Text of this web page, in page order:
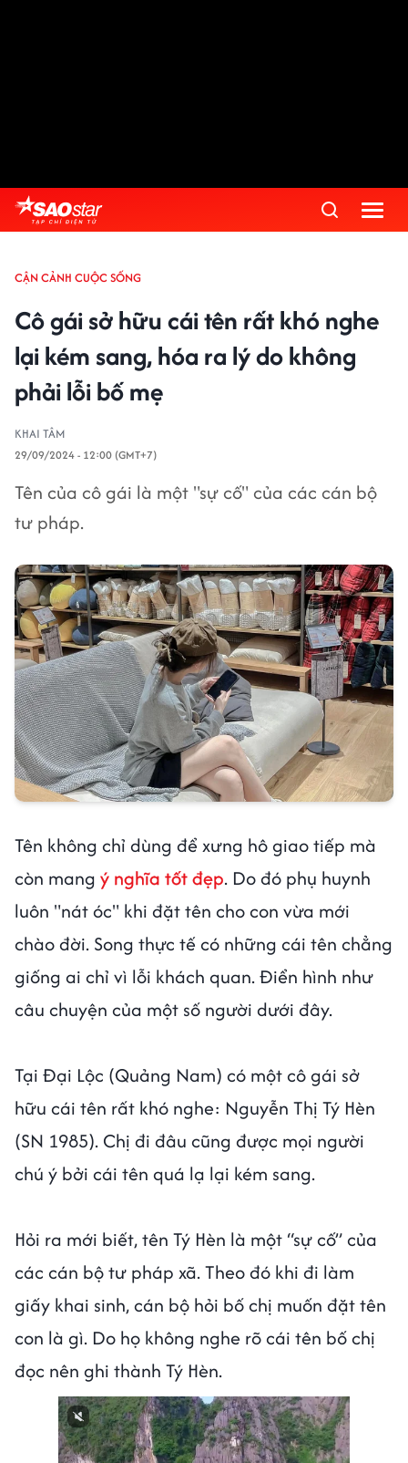
CẬN CẢNH CUỘC SỐNG
Cô gái sở hữu cái tên rất khó nghe
lại kém sang, hóa ra lý do không
phải lỗi bố mẹ
KHAI TÂM
29/09/2024 - 12:00 (GMT+7)
Tên của cô gái là một "sự cố" của các cán bộ
tư pháp.
Tên không chỉ dùng để xưng hô giao tiếp mà
còn mang ý nghĩa tốt đẹp. Do đó phụ huynh
luôn "nát óc" khi đặt tên cho con vừa mới
chào đời. Song thực tế có những cái tên chẳng
giống ai chỉ vì lỗi khách quan. Điển hình như
câu chuyện của một số người dưới đây.
Tại Đại Lộc (Quảng Nam) có một cô gái sở
hữu cái tên rất khó nghe: Nguyễn Thị Tý Hèn
(SN 1985). Chị đi đâu cũng được mọi người
chú ý bởi cái tên quá lạ lại kém sang.
Hỏi ra mới biết, tên Tý Hèn là một “sự cố” của
các cán bộ tư pháp xã. Theo đó khi đi làm
giấy khai sinh, cán bộ hỏi bố chị muốn đặt tên
con là gì. Do họ không nghe rõ cái tên bố chị
đọc nên ghi thành Tý Hèn.